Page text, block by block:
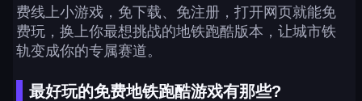
费线上小游戏，免下载、免注册，打开网页就能免
费玩，换上你最想挑战的地铁跑酷版本，让城市铁
轨变成你的专属赛道。
最好玩的免费地铁跑酷游戏有那些?